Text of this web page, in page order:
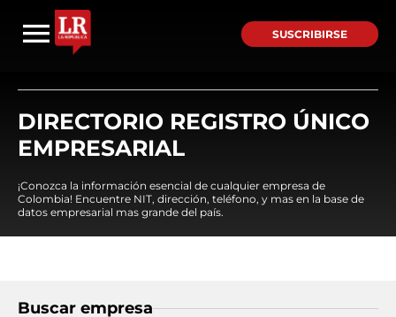
SUSCRIBIRSE
DIRECTORIO REGISTRO ÚNICO
EMPRESARIAL
¡Conozca la información esencial de cualquier empresa de
Colombia! Encuentre NIT, dirección, teléfono, y mas en la base de
datos empresarial mas grande del país.
Buscar empresa